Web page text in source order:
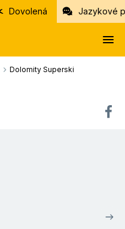
Dovolená Jazykové
Dolomity Superski